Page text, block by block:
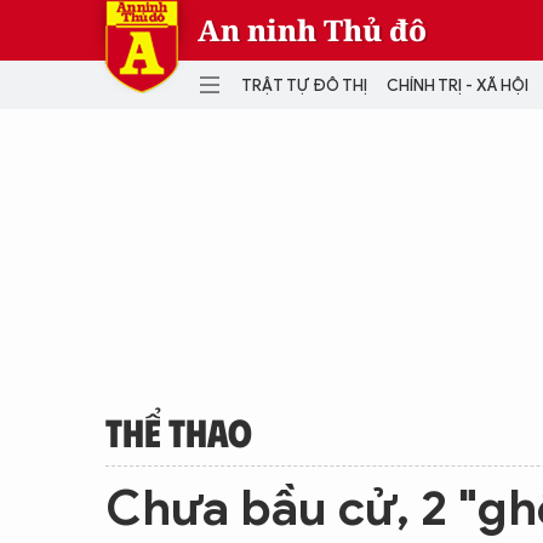
An ninh Thủ đô
TRẬT TỰ ĐÔ THỊ CHÍNH TRỊ - XÃ HỘI
THỂ THAO
Chưa bầu cử, 2